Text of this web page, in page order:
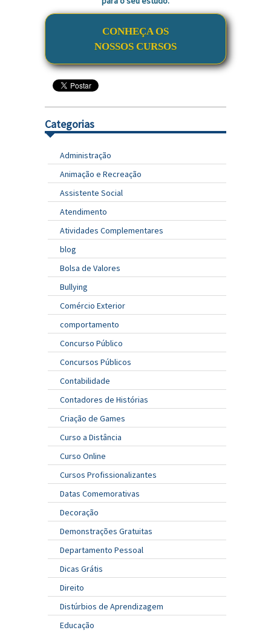
CONHEÇA OS
NOSSOS CURSOS
Categorias
Administração
Animação e Recreação
Assistente Social
Atendimento
Atividades Complementares
blog
Bolsa de Valores
Bullying
Comércio Exterior
comportamento
Concurso Público
Concursos Públicos
Contabilidade
Contadores de Histórias
Criação de Games
Curso a Distância
Curso Online
Cursos Profissionalizantes
Datas Comemorativas
Decoração
Demonstrações Gratuitas
Departamento Pessoal
Dicas Grátis
Direito
Distúrbios de Aprendizagem
Educação